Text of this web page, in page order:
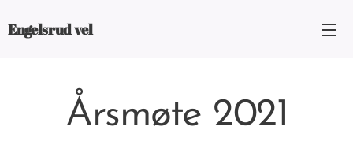
Engelsrud vel
Årsmøte 2021